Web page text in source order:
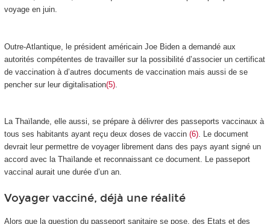
voyage en juin.
Outre-Atlantique, le président américain Joe Biden a demandé aux
autorités compétentes de travailler sur la possibilité d’associer un certificat
de vaccination à d’autres documents de vaccination mais aussi de se
pencher sur leur digitalisation(5).
La Thaïlande, elle aussi, se prépare à délivrer des passeports vaccinaux à
tous ses habitants ayant reçu deux doses de vaccin (6). Le document
devrait leur permettre de voyager librement dans des pays ayant signé un
accord avec la Thaïlande et reconnaissant ce document. Le passeport
vaccinal aurait une durée d’un an.
Voyager vacciné, déjà une réalité
Alors que la question du passeport sanitaire se pose, des Etats et des